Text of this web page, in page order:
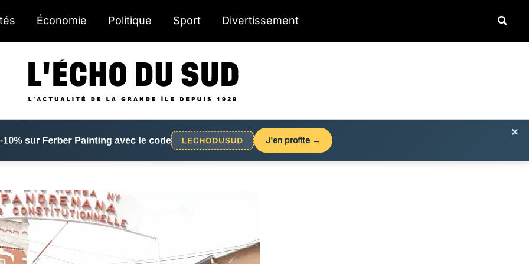
Économie Politique Sport Divertissement
×
J'en profite →